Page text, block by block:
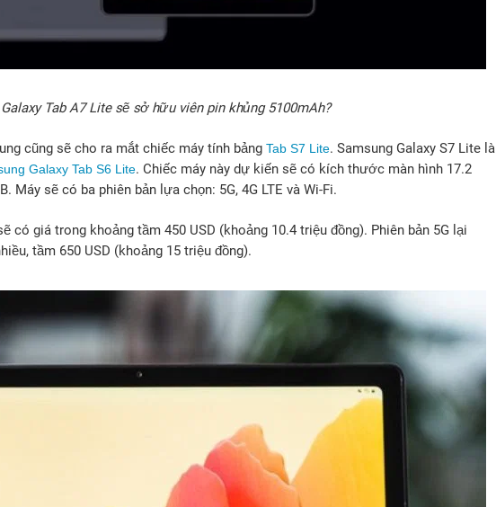
Tab A7 Lite sẽ sở hữu viên pin khủng 5100mAh?
cũng sẽ cho ra mắt chiếc máy tính bảng Tab S7 Lite. Samsung Galaxy S7 Lite là
Galaxy Tab S6 Lite. Chiếc máy này dự kiến sẽ có kích thước màn hình 17.2
Máy sẽ có ba phiên bản lựa chọn: 5G, 4G LTE và Wi-Fi.
có giá trong khoảng tầm 450 USD (khoảng 10.4 triệu đồng). Phiên bản 5G lại
tầm 650 USD (khoảng 15 triệu đồng).